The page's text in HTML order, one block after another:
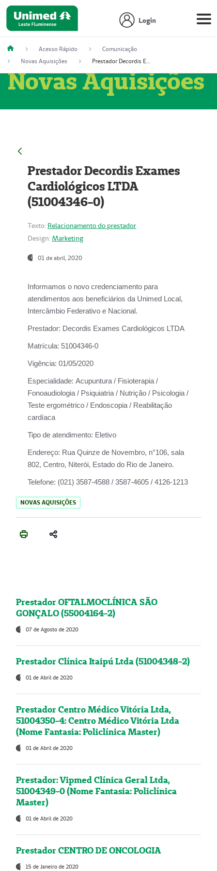
Login
Acesso Rápido
Comunicação
Novas Aquisições
Prestador Decordis Exames Cardiológicos LTDA (51004346-0)
Novas Aquisições
Prestador Decordis Exames
Cardiológicos LTDA
(51004346-0)
Texto: Relacionamento do prestador
Design: Marketing
01 de abril, 2020
Informamos o novo credenciamento para
atendimentos aos beneficiários da Unimed Local,
Intercâmbio Federativo e Nacional.
Prestador: Decordis Exames Cardiológicos LTDA
Matrícula: 51004346-0
Vigência: 01/05/2020
Especialidade: Acupuntura / Fisioterapia /
Fonoaudiologia / Psiquiatria / Nutrição / Psicologia /
Teste ergométrico / Endoscopia / Reabilitação
cardíaca
Tipo de atendimento: Eletivo
Endereço: Rua Quinze de Novembro, n°106, sala
802, Centro, Niterói, Estado do Rio de Janeiro.
Telefone: (021) 3587-4588 / 3587-4605 / 4126-1213
NOVAS AQUISIÇÕES
Prestador OFTALMOCLÍNICA SÃO
GONÇALO (55004164-2)
07 de Agosto de 2020
Prestador Clínica Itaipú Ltda (51004348-2)
01 de Abril de 2020
Prestador Centro Médico Vitória Ltda,
51004350-4: Centro Médico Vitória Ltda
(Nome Fantasia: Policlínica Master)
01 de Abril de 2020
Prestador: Vipmed Clínica Geral Ltda,
51004349-0 (Nome Fantasia: Policlínica
Master)
01 de Abril de 2020
Prestador CENTRO DE ONCOLOGIA
15 de Janeiro de 2020